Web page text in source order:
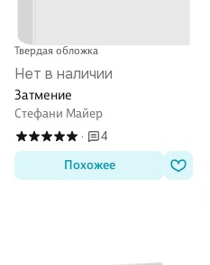
Твердая обложка
Нет в наличии
Затмение
Стефани Майер
·
4
Похожее